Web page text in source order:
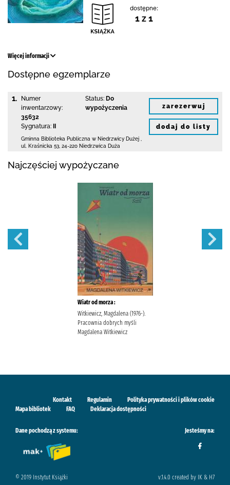
dostępne:
1 z 1
Więcej informacji
Dostępne egzemplarze
1.
Numer
inwentarzowy:
35632
Sygnatura:
Status: Do
wypożyczenia
Gminna Biblioteka Publiczna w Niedrzwicy Dużej
ul. Kraśnicka 53 24-220 Niedrzwica Duża
zarezerwuj
dodaj do listy
Najczęściej wypożyczane
Wiatr od morza :
Witkiewicz, Magdalena (1976-).
Pracownia dobrych myśli
Magdalena Witkiewicz
Kontakt Regulamin
Polityka prywatności i plików cookie
Mapa bibliotek
FAQ Deklaracja dostępności
Dane pochodzą z systemu: Jesteśmy na:
© 2019 Instytut Książki v.1.4.0 created by IK & H7